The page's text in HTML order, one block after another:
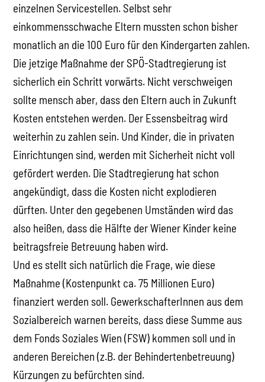
einzelnen Servicestellen. Selbst sehr
einkommensschwache Eltern mussten schon bisher
monatlich an die 100 Euro für den Kindergarten zahlen.
Die jetzige Maßnahme der SPÖ-Stadtregierung ist
sicherlich ein Schritt vorwärts. Nicht verschweigen
sollte mensch aber, dass den Eltern auch in Zukunft
Kosten entstehen werden. Der Essensbeitrag wird
weiterhin zu zahlen sein. Und Kinder, die in privaten
Einrichtungen sind, werden mit Sicherheit nicht voll
gefördert werden. Die Stadtregierung hat schon
angekündigt, dass die Kosten nicht explodieren
dürften. Unter den gegebenen Umständen wird das
also heißen, dass die Hälfte der Wiener Kinder keine
beitragsfreie Betreuung haben wird.
Und es stellt sich natürlich die Frage, wie diese
Maßnahme (Kostenpunkt ca. 75 Millionen Euro)
finanziert werden soll. GewerkschafterInnen aus dem
Sozialbereich warnen bereits, dass diese Summe aus
dem Fonds Soziales Wien (FSW) kommen soll und in
anderen Bereichen (z.B. der Behindertenbetreuung)
Kürzungen zu befürchten sind.